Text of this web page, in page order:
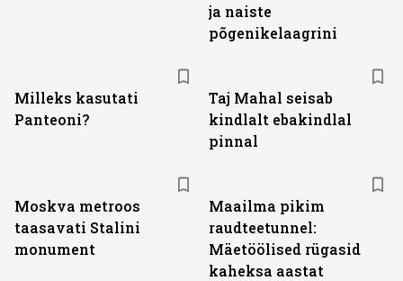
ja naiste
põgenikelaagrini
Milleks kasutati
Panteoni?
Taj Mahal seisab
kindlalt ebakindlal
pinnal
Moskva metroos
taasavati Stalini
monument
Maailma pikim
raudteetunnel:
Mäetöölised rügasid
kaheksa aastat